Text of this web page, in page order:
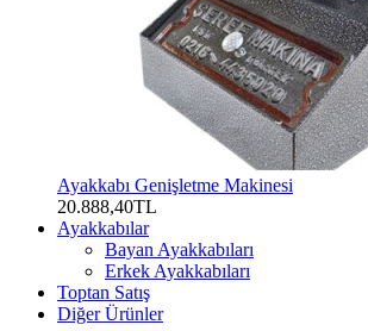
Ayakkabı Genişletme Makinesi
20.888,40TL
Ayakkabılar
Bayan Ayakkabıları
Erkek Ayakkabıları
Toptan Satış
Diğer Ürünler